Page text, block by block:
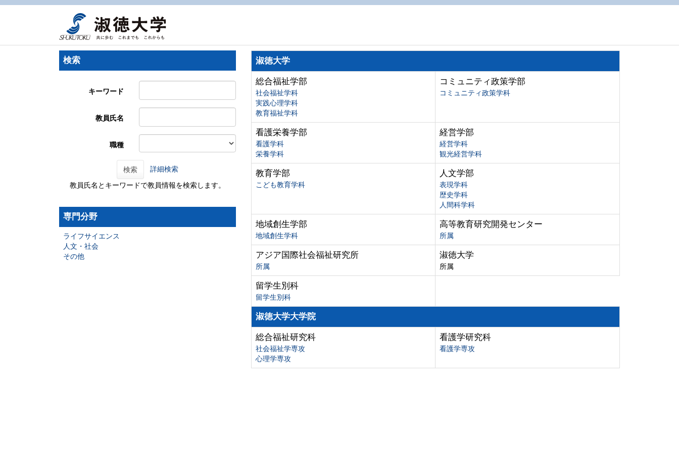
検索
キーワード
教員氏名
職種
検索 詳細検索
教員氏名とキーワードで教員情報を検索します。
専門分野
ライフサイエンス
人文・社会
その他
淑徳大学
総合福祉学部
社会福祉学科
実践心理学科
教育福祉学科
コミュニティ政策学部
コミュニティ政策学科
看護栄養学部
看護学科
栄養学科
経営学部
経営学科
観光経営学科
教育学部
こども教育学科
人文学部
表現学科
歴史学科
人間科学科
地域創生学部
地域創生学科
高等教育研究開発センター
所属
アジア国際社会福祉研究所
所属
淑徳大学
所属
留学生別科
留学生別科
淑徳大学大学院
総合福祉研究科
社会福祉学専攻
心理学専攻
看護学研究科
看護学専攻